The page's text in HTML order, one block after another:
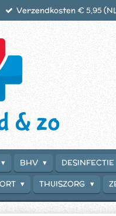
Verzendkosten € 5,95
BHV DESINFECTIE
THUISZORG